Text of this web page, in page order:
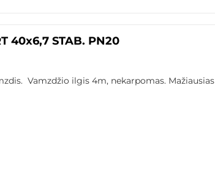
40x6,7 STAB. PN20
Vamzdžio ilgis 4m, nekarpomas. Mažiausias